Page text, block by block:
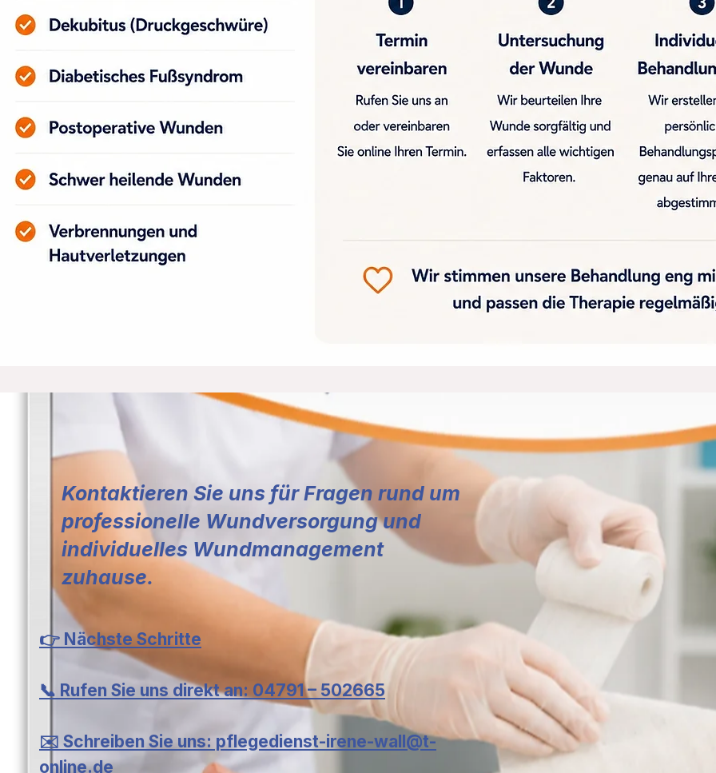
Kontaktieren Sie uns für Fragen rund um
professionelle Wundversorgung und
individuelles Wundmanagement
zuhause.
👉 Nächste Schritte
📞 Rufen Sie uns direkt an: 04791 – 502665
✉️ Schreiben Sie uns: pflegedienst-irene-wall@t-
online.de